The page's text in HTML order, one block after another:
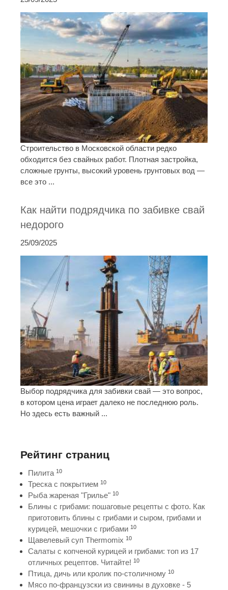
Строительство в Московской области редко
обходится без свайных работ. Плотная застройка,
сложные грунты, высокий уровень грунтовых вод —
все это ...
Как найти подрядчика по забивке свай
недорого
25/09/2025
Выбор подрядчика для забивки свай — это вопрос,
в котором цена играет далеко не последнюю роль.
Но здесь есть важный ...
Рейтинг страниц
Пилита 10
Треска с покрытием 10
Рыба жареная "Грилье" 10
Блины с грибами: пошаговые рецепты с фото. Как
приготовить блины с грибами и сыром, грибами и
курицей, мешочки с грибами 10
Щавелевый суп Thermomix 10
Салаты с копченой курицей и грибами: топ из 17
отличных рецептов. Читайте! 10
Птица, дичь или кролик по-столичному 10
Мясо по-французски из свинины в духовке - 5